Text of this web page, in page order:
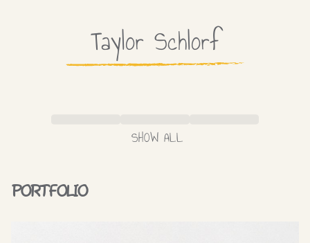
Taylor Schlorf
SHOW ALL
PORTFOLIO